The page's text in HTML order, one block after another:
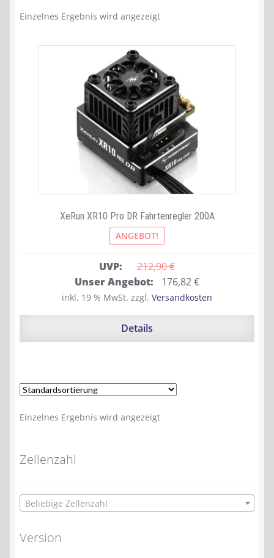
Datenschutzerklärung
Einzelnes Ergebnis wird angezeigt
XeRun XR10 Pro DR Fahrtenregler 200A
ANGEBOT!
UVP: 212,90 €
Ursprünglicher
Preis
war:
Unser Angebot: 176,82€Aktueller
Preis
ist:
inkl. 19 % MwSt. zzgl. Versandkosten
Details
Einzelnes Ergebnis wird angezeigt
Zellenzahl
Beliebige Zellenzahl
Version